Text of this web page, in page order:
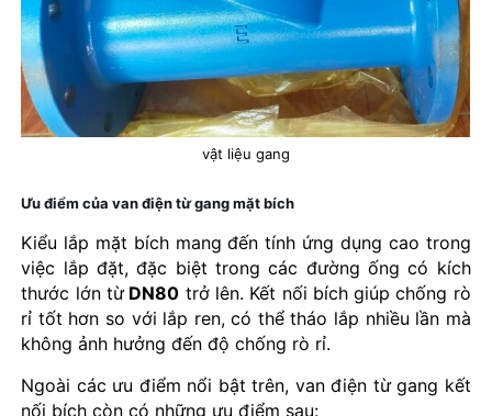
vật liệu gang
Ưu điểm của van điện từ gang mặt bích
Kiểu lắp mặt bích mang đến tính ứng dụng cao trong
việc lắp đặt, đặc biệt trong các đường ống có kích
thước lớn từDN80 trở lên. Kết nối bích giúp chống rò
rỉ tốt hơn so với lắp ren, có thể tháo lắp nhiều lần mà
không ảnh hưởng đến độ chống rò rỉ.
Ngoài các ưu điểm nổi bật trên, van điện từ gang kết
nối bích còn có những ưu điểm sau: